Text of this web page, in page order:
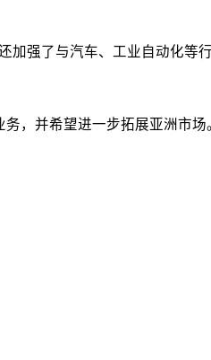
加强了与汽车、工业自动化等
，并希望进一步拓展亚洲市